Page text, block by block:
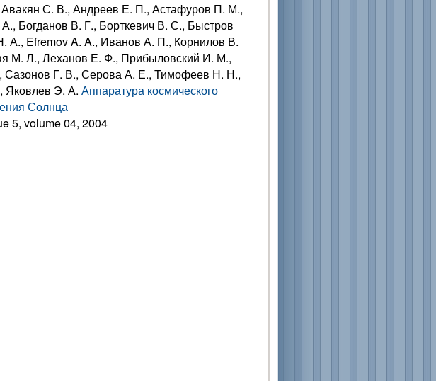
С. В., Андреев Е. П., Астафуров П. М.,
Богданов В. Г., Борткевич В. С., Быстров
А., Efremov A. A., Иванов А. П., Корнилов В.
М. Л., Леханов Е. Ф., Прибыловский И. М.,
Г. В., Серова А. Е., Тимофеев Н. Н.,
Яковлев Э. А. Аппаратура космического
Солнца
5, volume 04, 2004